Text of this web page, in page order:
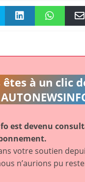
pt
êtes à un clic
est devenu
votre soutien
n’aurions pu